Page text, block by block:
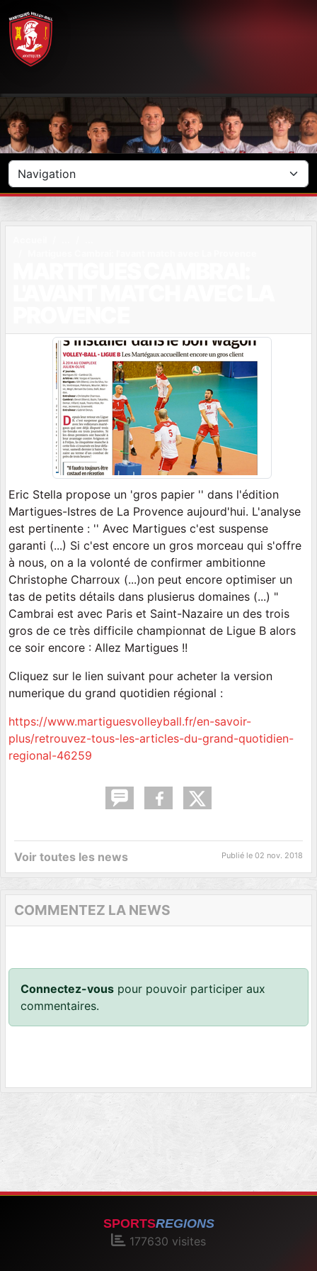
Eric Stella propose un 'gros papier '' dans l'édition
Martigues-Istres de La Provence aujourd'hui. L'analyse
est pertinente : '' Avec Martigues c'est suspense
garanti (...) Si c'est encore un gros morceau qui s'offre
à nous, on a la volonté de confirmer ambitionne
Christophe Charroux (...)on peut encore optimiser un
tas de petits détails dans plusierus domaines (...) "
Cambrai est avec Paris et Saint-Nazaire un des trois
gros de ce très difficile championnat de Ligue B alors
ce soir encore : Allez Martigues !!
Cliquez sur le lien suivant pour acheter la version
numerique du grand quotidien régional :
https://www.martiguesvolleyball.fr/en-savoir-
plus/retrouvez-tous-les-articles-du-grand-quotidien-
regional-46259
Voir toutes les news Publié le 02 nov. 2018
COMMENTEZ LA NEWS
Connectez-vous pour pouvoir participer aux
commentaires.
SPORTSREGIONS
177630 visites
Panneau de gestion des cookies